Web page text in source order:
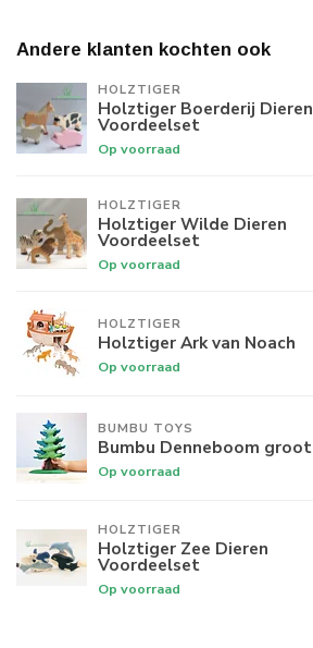
Andere klanten kochten ook
HOLZTIGER
Holztiger Boerderij Dieren
Voordeelset
Op voorraad
HOLZTIGER
Holztiger Wilde Dieren
Voordeelset
Op voorraad
HOLZTIGER
Holztiger Ark van Noach
Op voorraad
BUMBU TOYS
Bumbu Denneboom groot
Op voorraad
HOLZTIGER
Holztiger Zee Dieren
Voordeelset
Op voorraad